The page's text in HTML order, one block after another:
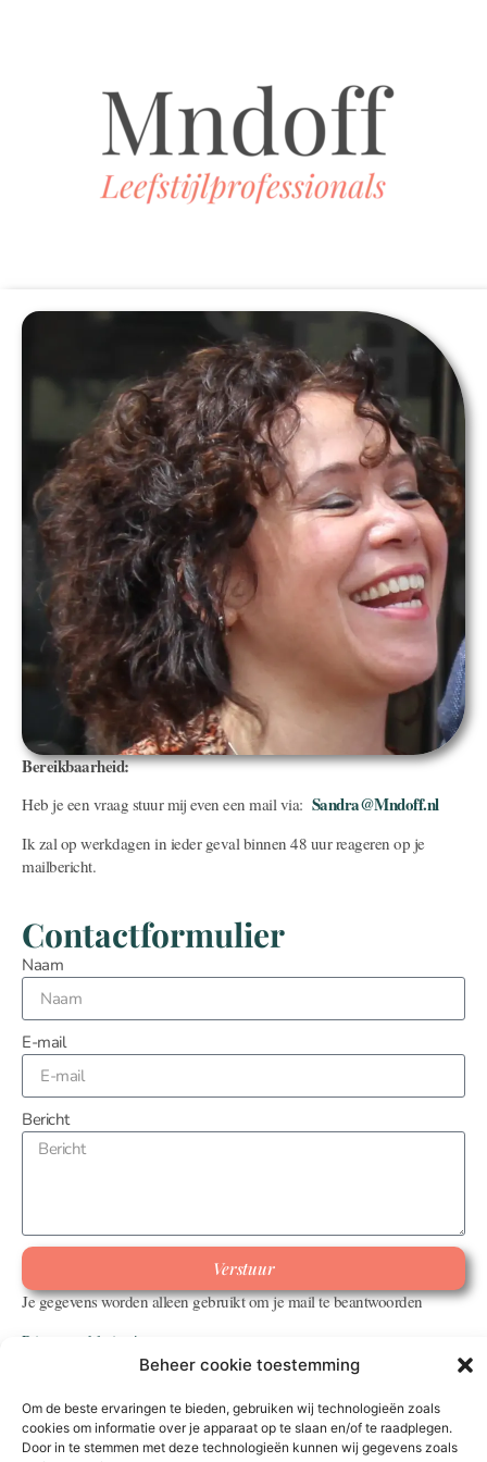
Beheer cookie toestemming
Om de beste ervaringen te bieden, gebruiken wij technologieën zoals
cookies om informatie over je apparaat op te slaan en/of te raadplegen.
Door in te stemmen met deze technologieën kunnen wij gegevens zoals
Bereikbaarheid:
Heb je een vraag stuur mij even een mail via: Sandra@Mndoff.nl
Ik zal op werkdagen in ieder geval binnen 48 uur reageren op je
mailbericht.
Contactformulier
Naam
E-mail
Bericht
Verstuur
Je gegevens worden alleen gebruikt om je mail te beantwoorden
Privacyverklaring!